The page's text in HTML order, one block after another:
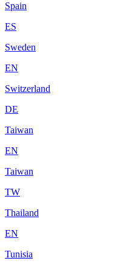
Spain
ES
Sweden
EN
Switzerland
DE
Taiwan
EN
Taiwan
TW
Thailand
EN
Tunisia